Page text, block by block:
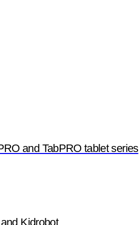
and TabPRO tablet series
Kidrobot